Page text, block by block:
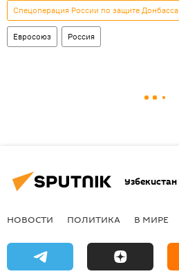
Спецоперация России по защите Донбасса
Евросоюз Россия
Узбекистан
НОВОСТИ ПОЛИТИКА В МИРЕ